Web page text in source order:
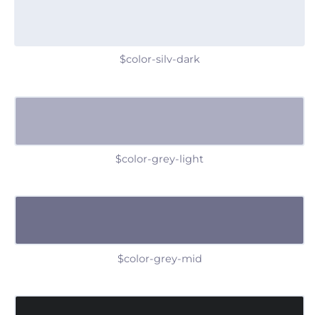
$color-silv-dark
$color-grey-light
$color-grey-mid